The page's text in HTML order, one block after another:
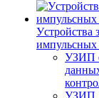
Уcтройства
УЗИП
УЗИП